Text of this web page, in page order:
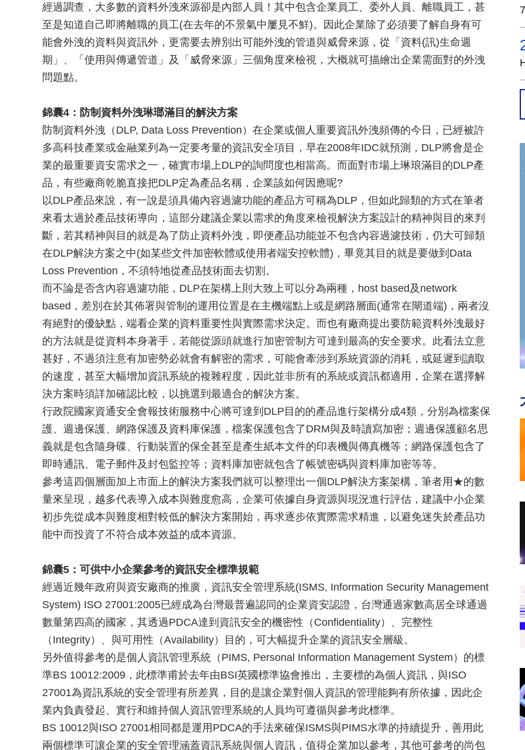
經過調查，大多數的資料外洩來源卻是內部人員！其中包含企業員工、委外人員、離職員工，甚
至是知道自己即將離職的員工(在去年的不景氣中屢見不鮮)。因此企業除了必須要了解自身有可
能會外洩的資料與資訊外，更需要去辨別出可能外洩的管道與威脅來源，從「資料(訊)生命週
期」、「使用與傳遞管道」及「威脅來源」三個角度來檢視，大概就可描繪出企業需面對的外洩
問題點。
錦囊4：防制資料外洩琳瑯滿目的解決方案
防制資料外洩（DLP, Data Loss Prevention）在企業或個人重要資訊外洩頻傳的今日，已經被許
多高科技產業或金融業列為一定要考量的資訊安全項目，早在2008年IDC就預測，DLP將會是企
業的最重要資安需求之一，確實市場上DLP的詢問度也相當高。而面對市場上琳琅滿目的DLP產
品，有些廠商乾脆直接把DLP定為產品名稱，企業該如何因應呢?
以DLP產品來說，有一說是須具備內容過濾功能的產品方可稱為DLP，但如此歸類的方式在筆者
來看太過於產品技術導向，這部分建議企業以需求的角度來檢視解決方案設計的精神與目的來判
斷，若其精神與目的就是為了防止資料外洩，即便產品功能並不包含內容過濾技術，仍大可歸類
在DLP解決方案之中(如某些文件加密軟體或使用者端安控軟體)，畢竟其目的就是要做到Data
Loss Prevention，不須特地從產品技術面去切割。
而不論是否含內容過濾功能，DLP在架構上則大致上可以分為兩種，host based及network
based，差別在於其佈署與管制的運用位置是在主機端點上或是網路層面(通常在閘道端)，兩者沒
有絕對的優缺點，端看企業的資料重要性與實際需求決定。而也有廠商提出要防範資料外洩最好
的方法就是從資料本身著手，若能從源頭就進行加密管制方可達到最高的安全要求。此看法立意
甚好，不過須注意有加密勢必就會有解密的需求，可能會牽涉到系統資源的消耗，或延遲到讀取
的速度，甚至大幅增加資訊系統的複雜程度，因此並非所有的系統或資訊都適用，企業在選擇解
決方案時須詳加確認比較，以挑選到最適合的解決方案。
行政院國家資通安全會報技術服務中心將可達到DLP目的的產品進行架構分成4類，分別為檔案保
護、週邊保護、網路保護及資料庫保護，檔案保護包含了DRM與及時讀寫加密；週邊保護顧名思
義就是包含隨身碟、行動裝置的保全甚至是產生紙本文件的印表機與傳真機等；網路保護包含了
即時通訊、電子郵件及封包監控等；資料庫加密就包含了帳號密碼與資料庫加密等等。
參考這四個層面加上市面上的解決方案我們就可以整理出一個DLP解決方案架構，筆者用★的數
量來呈現，越多代表導入成本與難度愈高，企業可依據自身資源與現況進行評估，建議中小企業
初步先從成本與難度相對較低的解決方案開始，再求逐步依實際需求精進，以避免迷失於產品功
能中而投資了不符合成本效益的成本資源。
錦囊5：可供中小企業參考的資訊安全標準規範
經過近幾年政府與資安廠商的推廣，資訊安全管理系統(ISMS, Information Security Management
System) ISO 27001:2005已經成為台灣最普遍認同的企業資安認證，台灣通過家數高居全球通過
數量第四高的國家，其透過PDCA達到資訊安全的機密性（Confidentiality）、完整性
（Integrity）、與可用性（Availability）目的，可大幅提升企業的資訊安全層級。
另外值得參考的是個人資訊管理系統（PIMS, Personal Information Management System）的標
準BS 10012:2009，此標準甫於去年由BSI英國標準協會推出，主要標的為個人資訊，與ISO
27001為資訊系統的安全管理有所差異，目的是讓企業對個人資訊的管理能夠有所依據，因此企
業內負責發起、實行和維持個人資訊管理系統的人員均可遵循與參考此標準。
BS 10012與ISO 27001相同都是運用PDCA的手法來確保ISMS與PIMS水準的持續提升，善用此
兩個標準可讓企業的安全管理涵蓋資訊系統與個人資訊，值得企業加以參考，其他可參考的尚包